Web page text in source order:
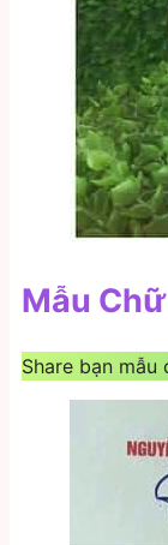
Mẫu
Share bạn mẫu